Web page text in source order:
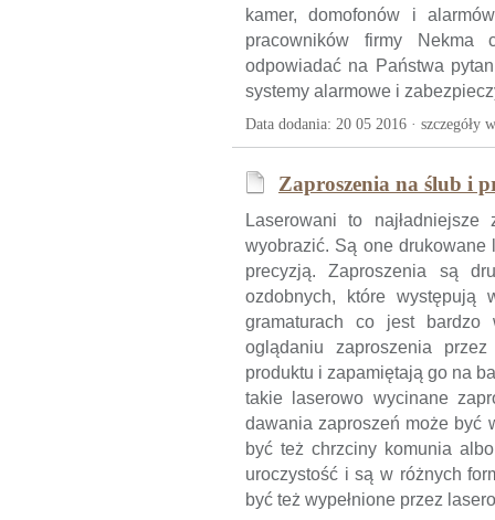
kamer, domofonów i
pracowników firmy
odpowiadać na Państwa
systemy alarmowe i
Data dodania: 20 05 2016 · szczegóły
Zaproszenia na ślub i
Laserowani to
wyobrazić. Są one drukowane
precyzją. Zaproszenia są
ozdobnych, które
gramaturach co jest bardzo
oglądaniu zaproszenia
produktu i zapamiętają go na
takie laserowo wycinane
dawania zaproszeń może być
być też chrzciny komunia
uroczystość i są w różnych
być też wypełnione przez